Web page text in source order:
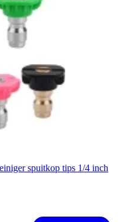
spuitkop tips 1/4 inch